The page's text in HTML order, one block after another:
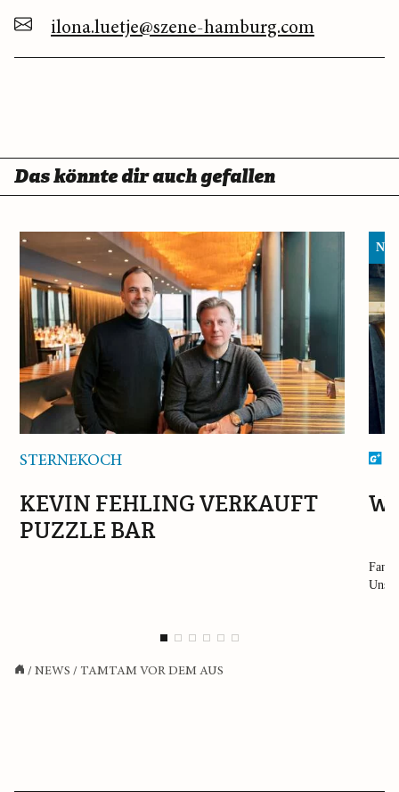
ilona.luetje@szene-hamburg.com
Das könnte dir auch gefallen
STERNEKOCH
KEVIN FEHLING VERKAUFT
PUZZLE BAR
/ NEWS / TAMTAM VOR DEM AUS